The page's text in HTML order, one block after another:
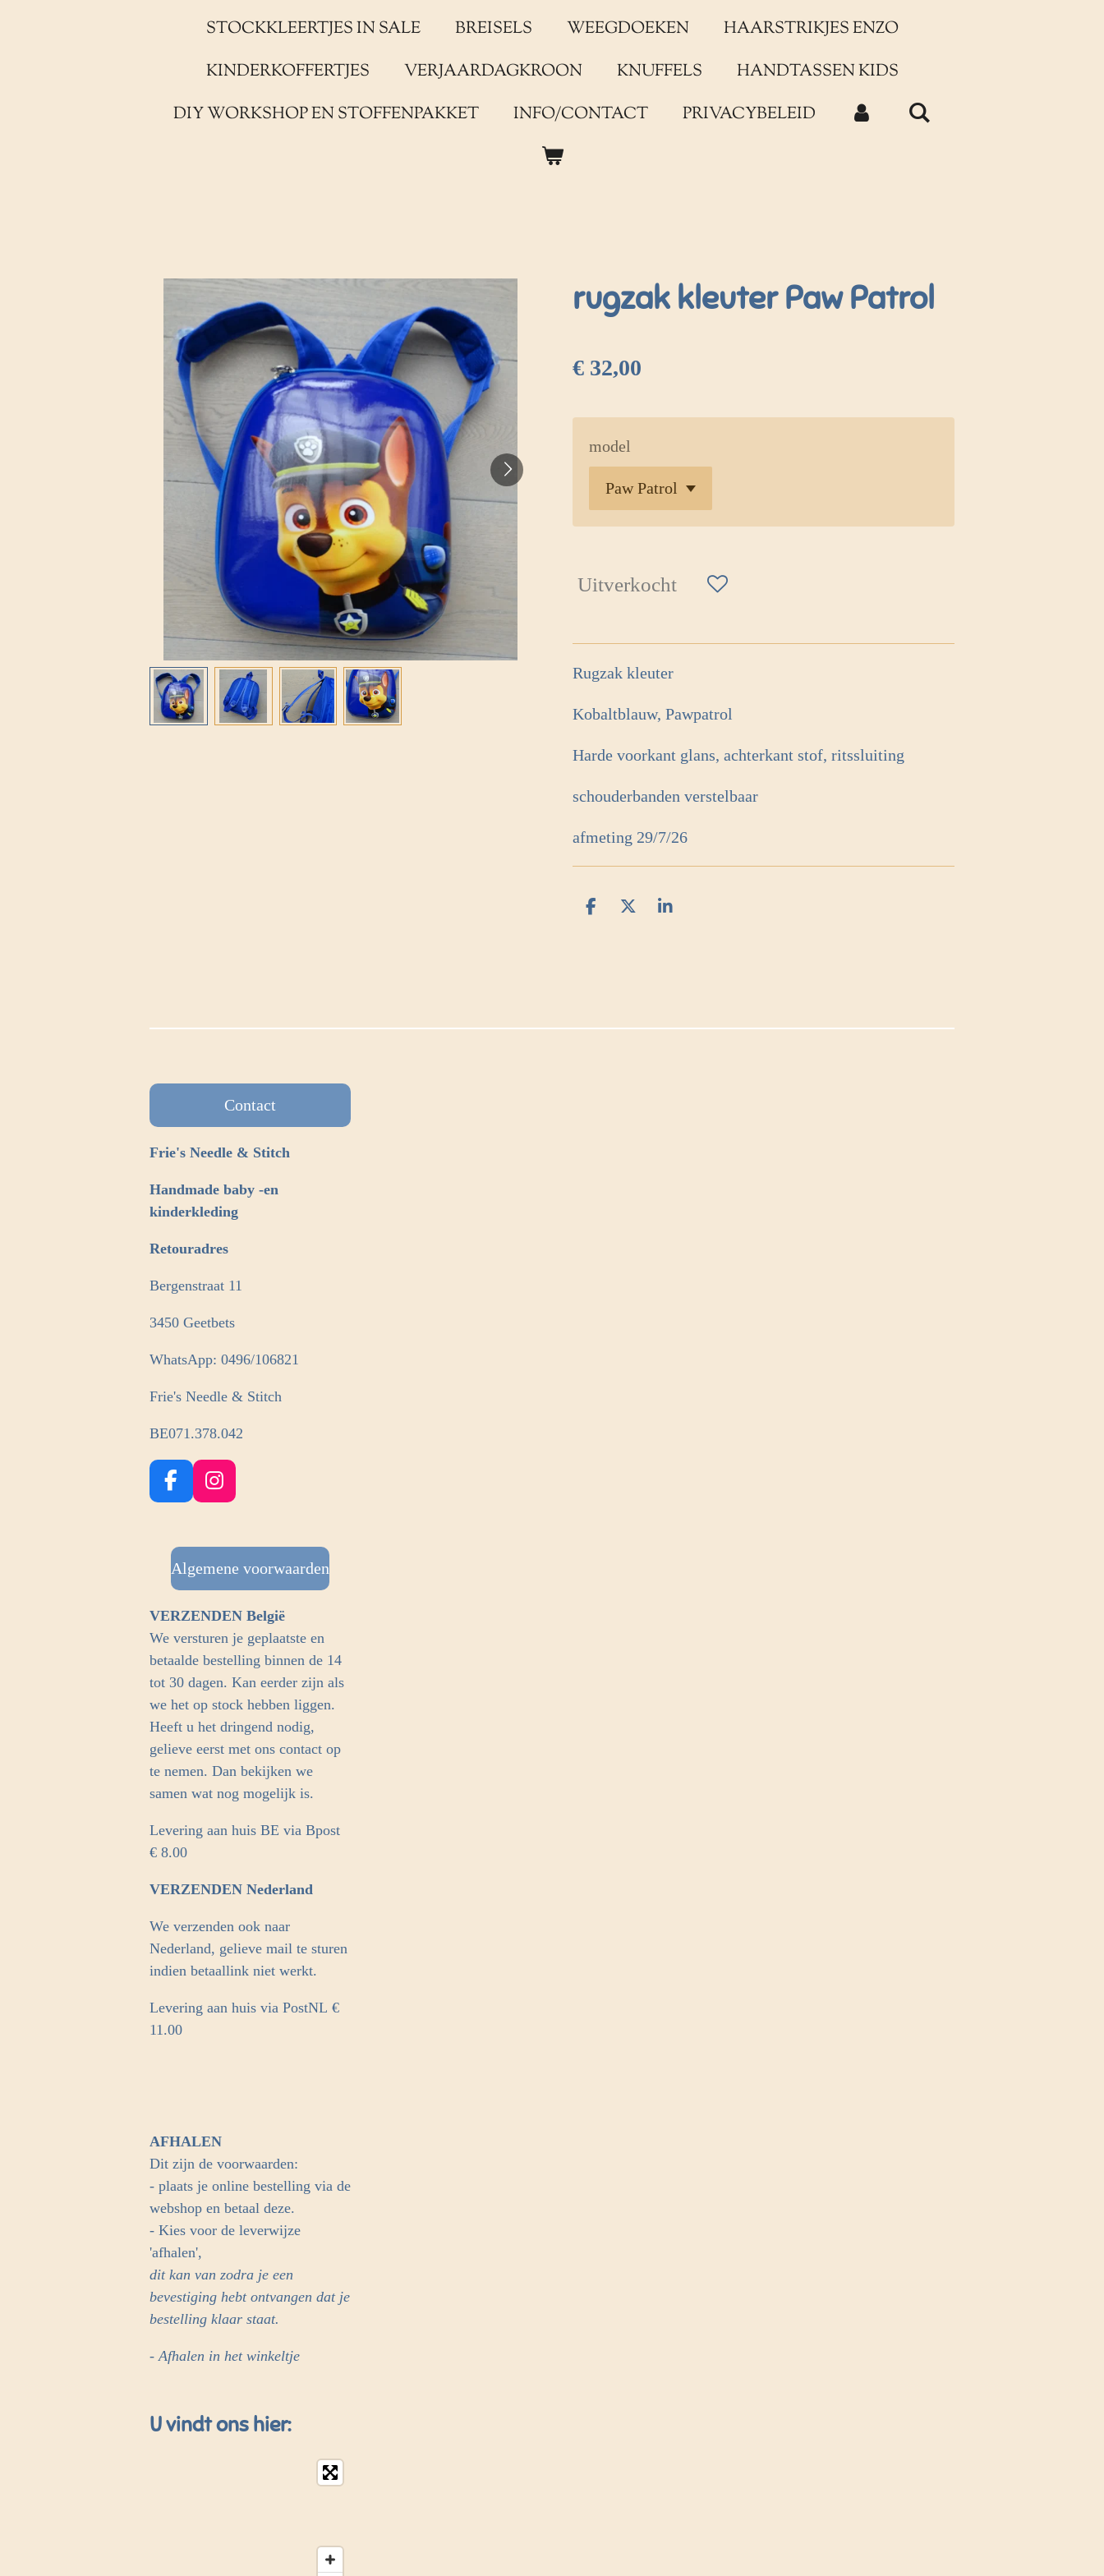
STOCKKLEERTJES IN SALE
BREISELS WEEGDOEKEN
HAARSTRIKJES ENZO
KINDERKOFFERTJES
VERJAARDAGKROON KNUFFELS
HANDTASSEN KIDS
DIY WORKSHOP EN STOFFENPAKKET
INFO/CONTACT PRIVACYBELEID
rugzak kleuter Paw Patrol
€ 32,00
model
Uitverkocht
Rugzak kleuter
Kobaltblauw, Pawpatrol
Harde voorkant glans, achterkant stof, ritssluiting
schouderbanden verstelbaar
afmeting 29/7/26
D
D
S
Contact
Frie's Needle & Stitch
Handmade baby -en
kinderkleding
Retouradres
Bergenstraat 11
3450 Geetbets
WhatsApp: 0496/106821
Frie's Needle & Stitch
BE071.378.042
F
e
b
o
o
I
t
a
g
r
m
Algemene voorwaarden
VERZENDEN België
We versturen je geplaatste en
betaalde bestelling binnen de 14
tot 30 dagen. Kan eerder zijn als
we het op stock hebben liggen.
Heeft u het dringend nodig,
gelieve eerst met ons contact op
te nemen. Dan bekijken we
samen wat nog mogelijk is.
Levering aan huis BE via Bpost
€ 8.00
VERZENDEN Nederland
We verzenden ook naar
Nederland, gelieve mail te sturen
indien betaallink niet werkt.
Levering aan huis via PostNL €
11.00
AFHALEN
Dit zijn de voorwaarden:
- plaats je online bestelling via de
webshop en betaal deze.
- Kies voor de leverwijze
'afhalen',
dit kan van zodra je een
bevestiging hebt ontvangen dat je
bestelling klaar staat.
- Afhalen in het winkeltje
U vindt ons hier: